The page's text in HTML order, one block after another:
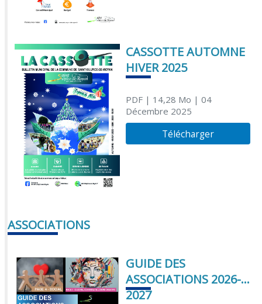
CASSOTTE AUTOMNE
HIVER 2025
PDF| 14,28 Mo | 04
Décembre 2025
Télécharger
ASSOCIATIONS
GUIDE DES
ASSOCIATIONS 2026-
2027